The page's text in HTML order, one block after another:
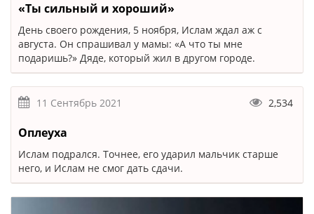
«Ты сильный и хороший»
День своего рождения, 5 ноября, Ислам ждал аж с
августа. Он спрашивал у мамы: «А что ты мне
подаришь?» Дяде, который жил в другом городе.
11 Сентябрь 2021 2,534
Оплеуха
Ислам подрался. Точнее, его ударил мальчик старше
него, и Ислам не смог дать сдачи.